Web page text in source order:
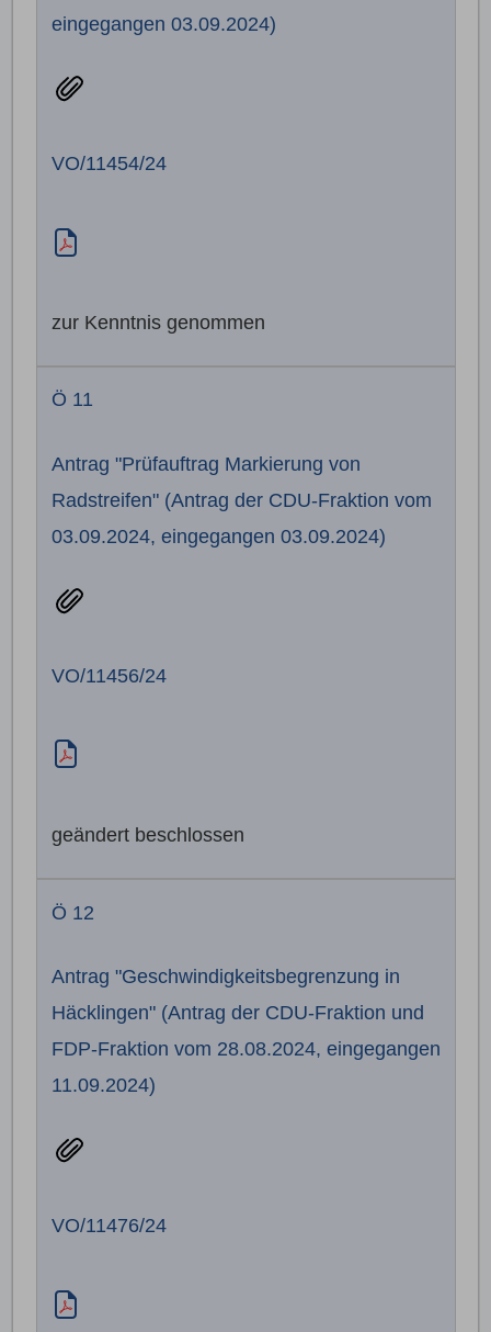
eingegangen 03.09.2024)
VO/11454/24
zur Kenntnis genommen
Ö 11
Antrag "Prüfauftrag Markierung von
Radstreifen" (Antrag der CDU-Fraktion vom
03.09.2024, eingegangen 03.09.2024)
VO/11456/24
geändert beschlossen
Ö 12
Antrag "Geschwindigkeitsbegrenzung in
Häcklingen" (Antrag der CDU-Fraktion und
FDP-Fraktion vom 28.08.2024, eingegangen
11.09.2024)
VO/11476/24